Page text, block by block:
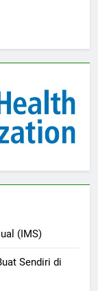
(IMS)
Sendiri di